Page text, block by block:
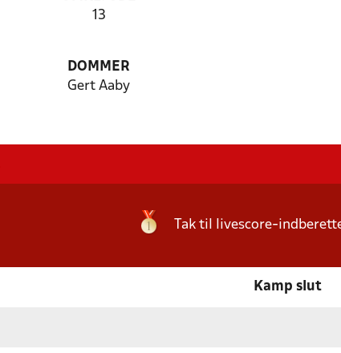
13
DOMMER
Gert Aaby
Tak til livescore-
Kamp slut